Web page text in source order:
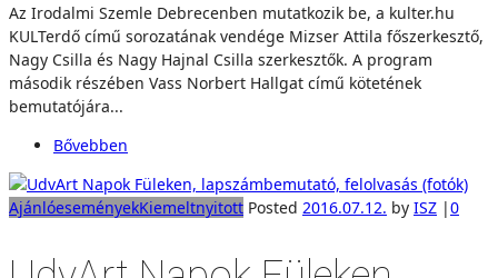
Az Irodalmi Szemle Debrecenben mutatkozik be, a kulter.hu
KULTerdő című sorozatának vendége Mizser Attila főszerkesztő,
Nagy Csilla és Nagy Hajnal Csilla szerkesztők. A program
második részében Vass Norbert Hallgat című kötetének
bemutatójára...
Bővebben
AjánlóeseményekKiemeltnyitott Posted 2016.07.12. by ISZ |0